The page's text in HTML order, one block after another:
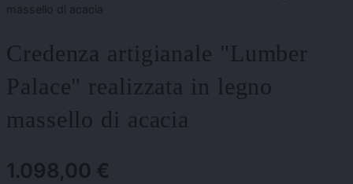
massello di acacia
Credenza artigianale "Lumber
Palace" realizzata in legno
massello di acacia
1.098,00 €